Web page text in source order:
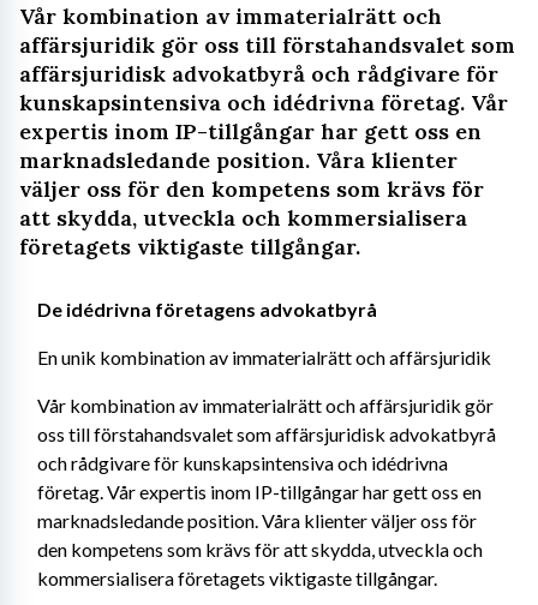
Vår kombination av immaterialrätt och
affärsjuridik gör oss till förstahandsvalet som
affärsjuridisk advokatbyrå och rådgivare för
kunskapsintensiva och idédrivna företag. Vår
expertis inom IP-tillgångar har gett oss en
marknadsledande position. Våra klienter
väljer oss för den kompetens som krävs för
att skydda, utveckla och kommersialisera
företagets viktigaste tillgångar.
De idédrivna företagens advokatbyrå
En unik kombination av immaterialrätt och affärsjuridik
Vår kombination av immaterialrätt och affärsjuridik gör
oss till förstahandsvalet som affärsjuridisk advokatbyrå
och rådgivare för kunskapsintensiva och idédrivna
företag. Vår expertis inom IP-tillgångar har gett oss en
marknadsledande position. Våra klienter väljer oss för
den kompetens som krävs för att skydda, utveckla och
kommersialisera företagets viktigaste tillgångar.